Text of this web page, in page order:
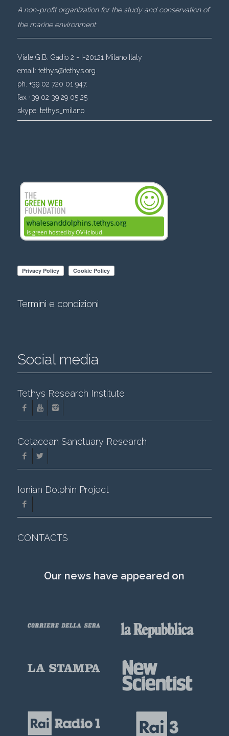
A non-profit organization for the study and conservation of
the marine environment
Viale G.B. Gadio 2 - I-20121 Milano Italy
email: tethys@tethys.org
ph. +39 02 720 01 947.
fax +39 02 39 29 05 25
skype: tethys_milano
Termini e condizioni
Social media
Tethys Research Institute
Cetacean Sanctuary Research
Ionian Dolphin Project
CONTACTS
Our news have appeared on